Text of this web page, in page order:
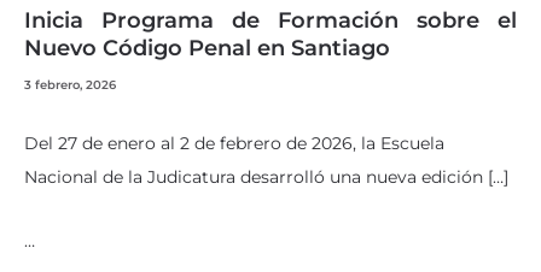
Inicia Programa de Formación sobre el
Nuevo Código Penal en Santiago
3 febrero, 2026
Del 27 de enero al 2 de febrero de 2026, la Escuela
Nacional de la Judicatura desarrolló una nueva edición […]
…